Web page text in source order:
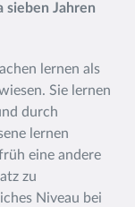
sieben Jahren
lernen als
Sie lernen
durch
lernen
eine andere
zu
Niveau bei